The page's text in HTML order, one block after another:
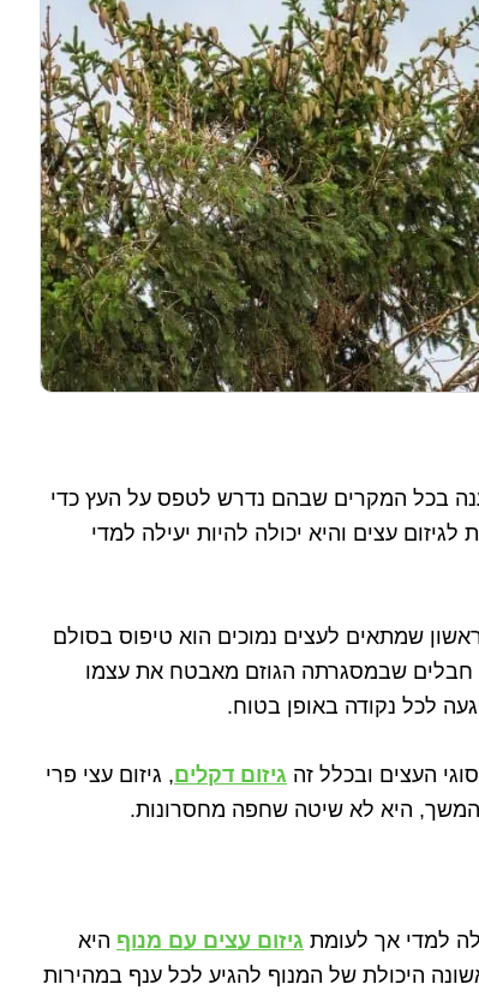
בכל המקרים שבהם נדרש לטפס על העץ כדי
עצים והיא יכולה להיות יעילה למדי
שמתאים לעצים נמוכים הוא טיפוס בסולם
חבלים שבמסגרתה הגוזם מאבטח את עצמו
לכל נקודה באופן בטוח.
העצים ובכלל זה גיזום דקלים, גיזום עצי פרי
היא לא שיטה שחפה מחסרונות.
למדי אך לעומת גיזום עצים עם מנוף היא
היכולת של המנוף להגיע לכל ענף במהירות